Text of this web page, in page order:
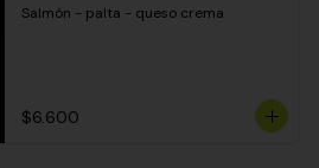
Salmón - palta - queso crema
$6.600